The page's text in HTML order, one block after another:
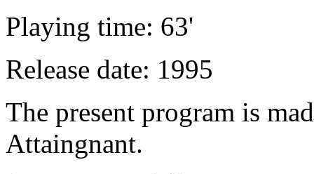
Playing time: 63'
Release date: 1995
The present program is
Attaingnant.